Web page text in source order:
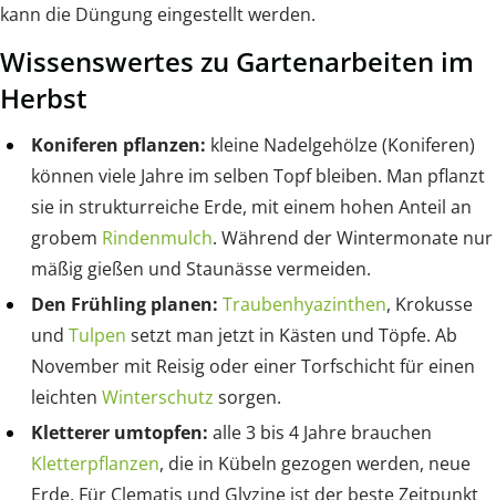
kann die Düngung eingestellt werden.
Wissenswertes zu Gartenarbeiten im
Herbst
Koniferen pflanzen: kleine Nadelgehölze (Koniferen)
können viele Jahre im selben Topf bleiben. Man pflanzt
sie in strukturreiche Erde, mit einem hohen Anteil an
grobem Rindenmulch. Während der Wintermonate nur
mäßig gießen und Staunässe vermeiden.
Den Frühling planen: Traubenhyazinthen, Krokusse
und Tulpen setzt man jetzt in Kästen und Töpfe. Ab
November mit Reisig oder einer Torfschicht für einen
leichten Winterschutz sorgen.
Kletterer umtopfen: alle 3 bis 4 Jahre brauchen
Kletterpflanzen, die in Kübeln gezogen werden, neue
Erde. Für Clematis und Glyzine ist der beste Zeitpunkt